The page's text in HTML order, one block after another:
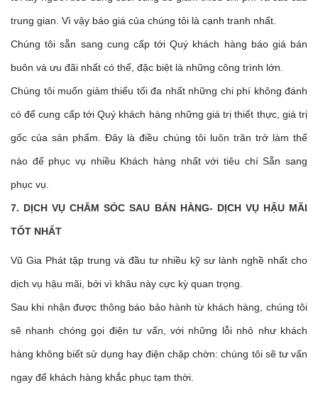
trung gian. Vì vậy báo giá của chúng tôi là cạnh tranh nhất.
Chúng tôi sẵn sang cung cấp tới Quý khách hàng báo giá bán
buôn và ưu đãi nhất có thể, đặc biệt là những công trình lớn.
Chúng tôi muốn giảm thiểu tối đa nhất những chi phí không đánh
có để cung cấp tới Quý khách hàng những giá trị thiết thực, giá trị
gốc của sản phẩm. Đây là điều chúng tôi luôn trăn trở làm thế
nào để phục vụ nhiều Khách hàng nhất với tiêu chí Sẵn sang
phục vụ.
7. DỊCH VỤ CHĂM SÓC SAU BÁN HÀNG- DỊCH VỤ HẬU MÃI
TỐT NHẤT
Vũ Gia Phát tập trung và đầu tư nhiều kỹ sư lành nghề nhất cho
dịch vụ hậu mãi, bởi vì khâu này cực kỳ quan trọng.
Sau khi nhận được thông báo bảo hành từ khách hàng, chúng tôi
sẽ nhanh chóng gọi điện tư vấn, với những lỗi nhỏ như khách
hàng không biết sử dụng hay điện chập chờn: chúng tôi sẽ tư vấn
ngay để khách hàng khắc phục tạm thời.